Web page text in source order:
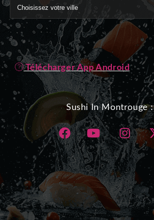
Télécharger App Android
Sushi In Montrouge :